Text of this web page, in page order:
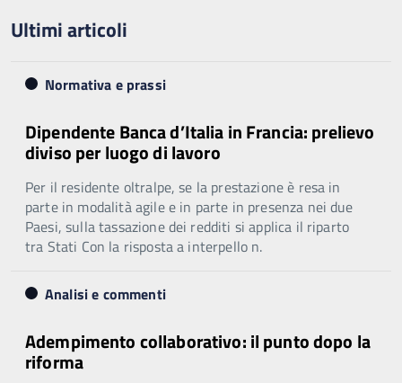
Ultimi articoli
Normativa e prassi
Dipendente Banca d’Italia in Francia: prelievo
diviso per luogo di lavoro
Per il residente oltralpe, se la prestazione è resa in
parte in modalità agile e in parte in presenza nei due
Paesi, sulla tassazione dei redditi si applica il riparto
tra Stati Con la risposta a interpello n.
Analisi e commenti
Adempimento collaborativo: il punto dopo la
riforma